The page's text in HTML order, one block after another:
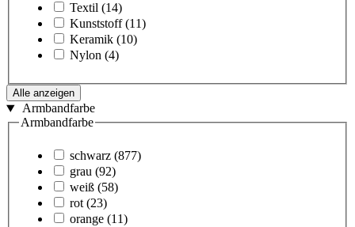
Textil (14)
Kunststoff (11)
Keramik (10)
Nylon (4)
Alle anzeigen
Armbandfarbe
Armbandfarbe
schwarz (877)
grau (92)
weiß (58)
rot (23)
orange (11)